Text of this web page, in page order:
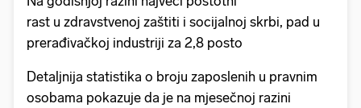
rast u zdravstvenoj zaštiti i socijalnoj skrbi, pad u
prerađivačkoj industriji za 2,8 posto
Detaljnija statistika o broju zaposlenih u pravnim
osobama pokazuje da je na mjesečnoj razini